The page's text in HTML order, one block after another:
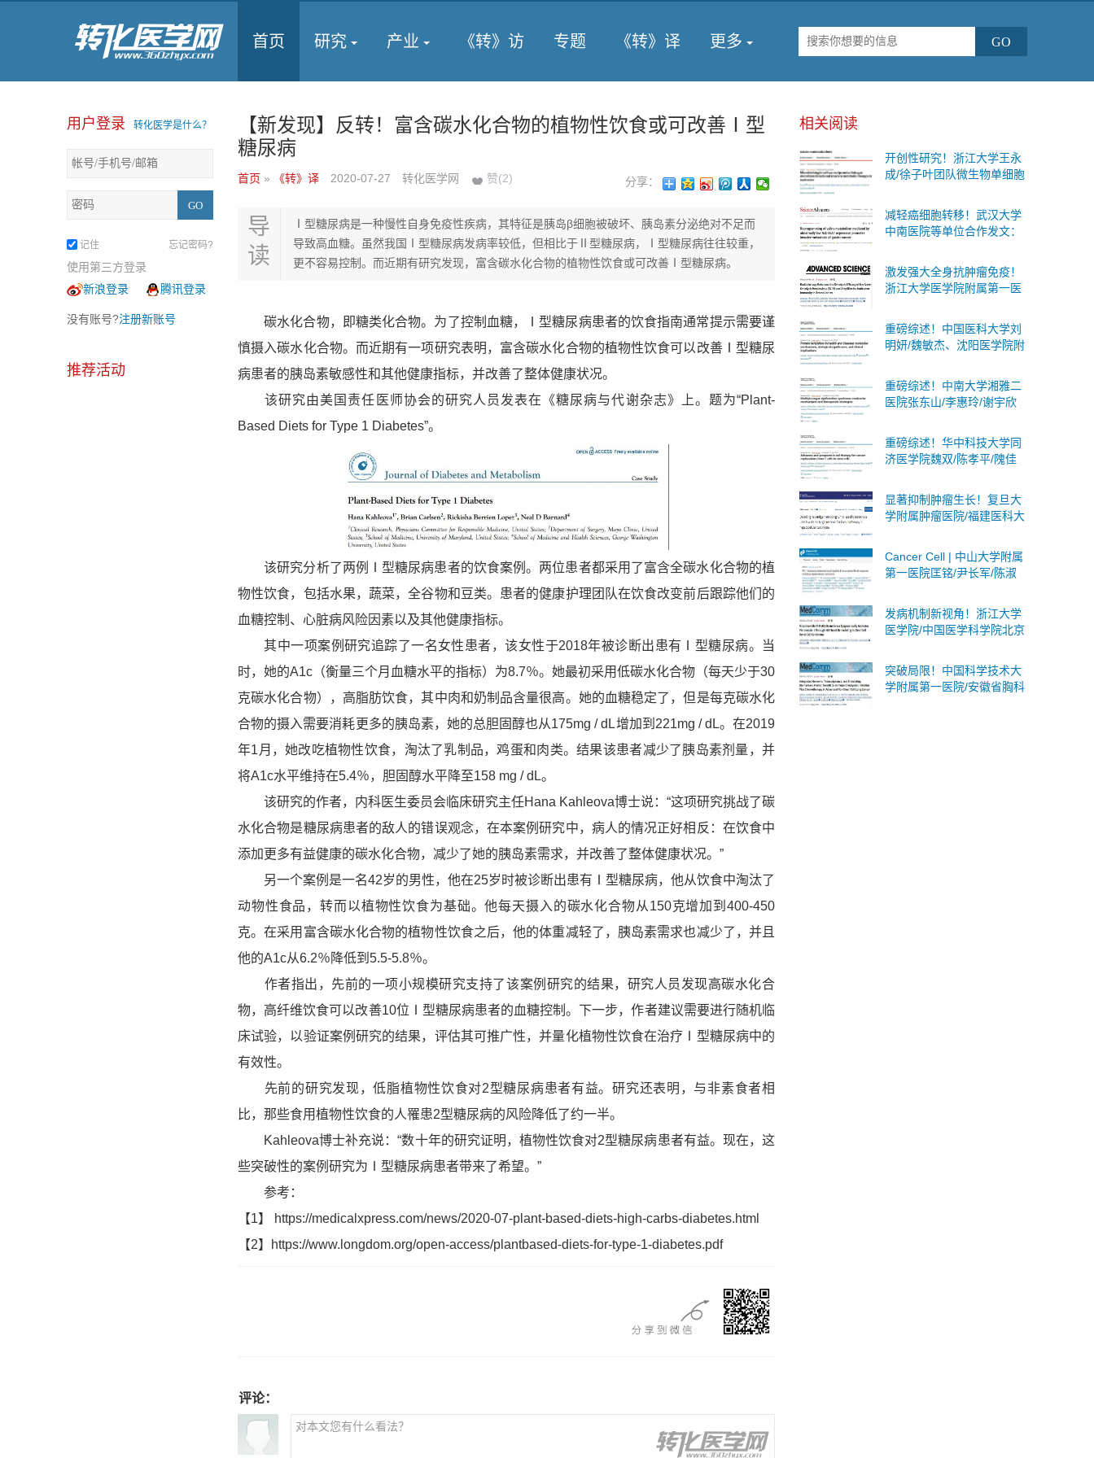
首页 研究 产业 《转》访 专题 《转》译 更多
用户登录 转化医学是什么？
记住 忘记密码?
使用第三方登录
新浪登录
腾讯登录
没有账号?注册新账号
推荐活动
【新发现】反转！富含碳水化合物的植物性饮食或可改善Ⅰ型
糖尿病
首页 » 《转》译 2020-07-27 转化医学网 赞(2) 分享：
导
读
Ⅰ型糖尿病是一种慢性自身免疫性疾病，其特征是胰岛β细胞被破坏、胰岛素分泌绝对不足而
导致高血糖。虽然我国Ⅰ型糖尿病发病率较低，但相比于Ⅱ型糖尿病，Ⅰ型糖尿病往往较重，
更不容易控制。而近期有研究发现，富含碳水化合物的植物性饮食或可改善Ⅰ型糖尿病。
碳水化合物，即糖类化合物。为了控制血糖，Ⅰ型糖尿病患者的饮食指南通常提示需要谨
慎摄入碳水化合物。而近期有一项研究表明，富含碳水化合物的植物性饮食可以改善Ⅰ型糖尿
病患者的胰岛素敏感性和其他健康指标，并改善了整体健康状况。
该研究由美国责任医师协会的研究人员发表在《糖尿病与代谢杂志》上。题为“Plant-
Based Diets for Type 1 Diabetes”。
该研究分析了两例Ⅰ型糖尿病患者的饮食案例。两位患者都采用了富含全碳水化合物的植
物性饮食，包括水果，蔬菜，全谷物和豆类。患者的健康护理团队在饮食改变前后跟踪他们的
血糖控制、心脏病风险因素以及其他健康指标。
其中一项案例研究追踪了一名女性患者，该女性于2018年被诊断出患有Ⅰ型糖尿病。当
时，她的A1c（衡量三个月血糖水平的指标）为8.7％。她最初采用低碳水化合物（每天少于30
克碳水化合物），高脂肪饮食，其中肉和奶制品含量很高。她的血糖稳定了，但是每克碳水化
合物的摄入需要消耗更多的胰岛素，她的总胆固醇也从175mg / dL增加到221mg / dL。在2019
年1月，她改吃植物性饮食，淘汰了乳制品，鸡蛋和肉类。结果该患者减少了胰岛素剂量，并
将A1c水平维持在5.4％，胆固醇水平降至158 mg / dL。
该研究的作者，内科医生委员会临床研究主任Hana Kahleova博士说：“这项研究挑战了碳
水化合物是糖尿病患者的敌人的错误观念，在本案例研究中，病人的情况正好相反：在饮食中
添加更多有益健康的碳水化合物，减少了她的胰岛素需求，并改善了整体健康状况。”
另一个案例是一名42岁的男性，他在25岁时被诊断出患有Ⅰ型糖尿病，他从饮食中淘汰了
动物性食品，转而以植物性饮食为基础。他每天摄入的碳水化合物从150克增加到400-450
克。在采用富含碳水化合物的植物性饮食之后，他的体重减轻了，胰岛素需求也减少了，并且
他的A1c从6.2％降低到5.5-5.8％。
作者指出，先前的一项小规模研究支持了该案例研究的结果，研究人员发现高碳水化合
物，高纤维饮食可以改善10位Ⅰ型糖尿病患者的血糖控制。下一步，作者建议需要进行随机临
床试验，以验证案例研究的结果，评估其可推广性，并量化植物性饮食在治疗Ⅰ型糖尿病中的
有效性。
先前的研究发现，低脂植物性饮食对2型糖尿病患者有益。研究还表明，与非素食者相
比，那些食用植物性饮食的人罹患2型糖尿病的风险降低了约一半。
Kahleova博士补充说：“数十年的研究证明，植物性饮食对2型糖尿病患者有益。现在，这
些突破性的案例研究为Ⅰ型糖尿病患者带来了希望。”
参考：
【1】 https://medicalxpress.com/news/2020-07-plant-based-diets-high-carbs-diabetes.html
【2】https://www.longdom.org/open-access/plantbased-diets-for-type-1-diabetes.pdf
评论：
相关阅读
开创性研究！浙江大学王永
成/徐子叶团队微生物单细胞
差异”与糖尿病代谢变化的内
在联系
减轻癌细胞转移！武汉大学
中南医院等单位合作发文：
策略
激发强大全身抗肿瘤免疫！
浙江大学医学院附属第一医
疗联合疗法
重磅综述！中国医科大学刘
明妍/魏敏杰、沈阳医学院附
述蛋白质乳酸化：分子机
制、生物学意义及临床意义
重磅综述！中南大学湘雅二
医院张东山/李惠玲/谢宇欣
碍综合征：分子机制与治疗
策略
重磅综述！华中科技大学同
济医学院魏双/陈孝平/隗佳
从T细胞到干细胞的全面突
破与未来展望
显著抑制肿瘤生长！复旦大
学附属肿瘤医院/福建医科大
治疗的潜在靶点
Cancer Cell | 中山大学附属
第一医院匡铭/尹长军/陈淑
激活局部乙肝病毒B细胞应
答
发病机制新视角！浙江大学
医学院/中国医学科学院北京
在诊断标志物和治疗靶点
突破局限！中国科学技术大
学附属第一医院/安徽省胸科